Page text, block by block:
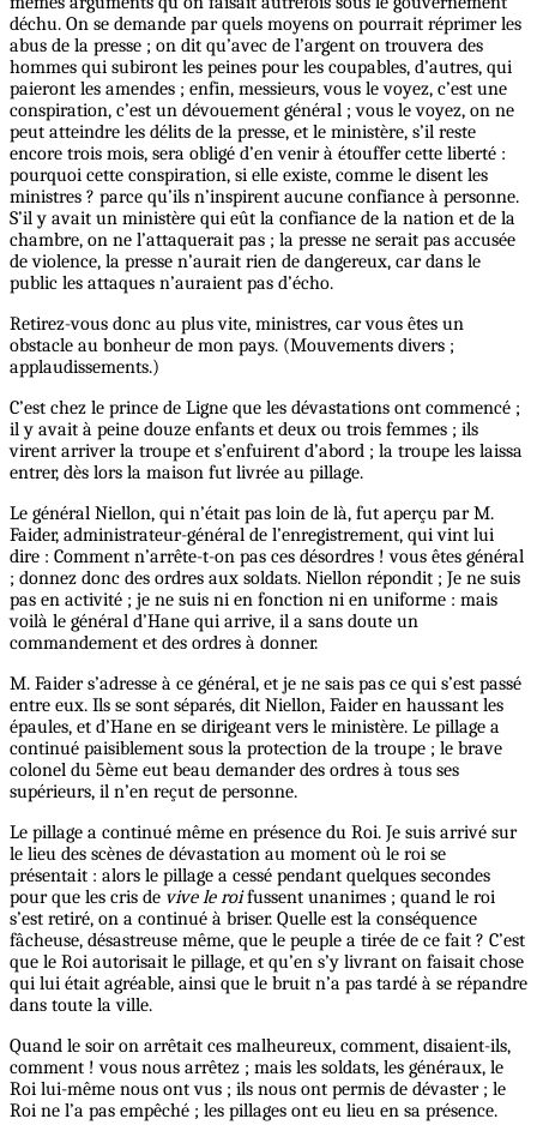
déchu. On se demande par quels moyens on pourrait réprimer les
abus de la presse ; on dit qu’avec de l’argent on trouvera des
hommes qui subiront les peines pour les coupables, d’autres, qui
paieront les amendes ; enfin, messieurs, vous le voyez, c’est une
conspiration, c’est un dévouement général ; vous le voyez, on ne
peut atteindre les délits de la presse, et le ministère, s’il reste
encore trois mois, sera obligé d’en venir à étouffer cette liberté :
pourquoi cette conspiration, si elle existe, comme le disent les
ministres ? parce qu’ils n’inspirent aucune confiance à personne.
S’il y avait un ministère qui eût la confiance de la nation et de la
chambre, on ne l’attaquerait pas ; la presse ne serait pas accusée
de violence, la presse n’aurait rien de dangereux, car dans le
public les attaques n’auraient pas d’écho.
Retirez-vous donc au plus vite, ministres, car vous êtes un
obstacle au bonheur de mon pays. (Mouvements divers ;
applaudissements.)
C’est chez le prince de Ligne que les dévastations ont commencé ;
il y avait à peine douze enfants et deux ou trois femmes ; ils
virent arriver la troupe et s’enfuirent d’abord ; la troupe les laissa
entrer, dès lors la maison fut livrée au pillage.
Le général Niellon, qui n’était pas loin de là, fut aperçu par M.
Faider, administrateur-général de l’enregistrement, qui vint lui
dire : Comment n’arrête-t-on pas ces désordres ! vous êtes général
; donnez donc des ordres aux soldats. Niellon répondit ; Je ne suis
pas en activité ; je ne suis ni en fonction ni en uniforme : mais
voilà le général d’Hane qui arrive, il a sans doute un
commandement et des ordres à donner.
M. Faider s’adresse à ce général, et je ne sais pas ce qui s’est passé
entre eux. Ils se sont séparés, dit Niellon, Faider en haussant les
épaules, et d’Hane en se dirigeant vers le ministère. Le pillage a
continué paisiblement sous la protection de la troupe ; le brave
colonel du 5ème eut beau demander des ordres à tous ses
supérieurs, il n’en reçut de personne.
Le pillage a continué même en présence du Roi. Je suis arrivé sur
le lieu des scènes de dévastation au moment où le roi se
présentait : alors le pillage a cessé pendant quelques secondes
pour que les cris de vive le roifussent unanimes ; quand le roi
s’est retiré, on a continué à briser. Quelle est la conséquence
fâcheuse, désastreuse même, que le peuple a tirée de ce fait ? C’est
que le Roi autorisait le pillage, et qu’en s’y livrant on faisait chose
qui lui était agréable, ainsi que le bruit n’a pas tardé à se répandre
dans toute la ville.
Quand le soir on arrêtait ces malheureux, comment, disaient-ils,
comment ! vous nous arrêtez ; mais les soldats, les généraux, le
Roi lui-même nous ont vus ; ils nous ont permis de dévaster ; le
Roi ne l’a pas empêché ; les pillages ont eu lieu en sa présence.